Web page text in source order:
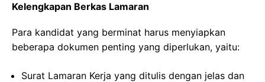
Kelengkapan Berkas Lamaran
Para kandidat yang berminat harus menyiapkan
beberapa dokumen penting yang diperlukan, yaitu:
Surat Lamaran Kerja yang ditulis dengan jelas dan